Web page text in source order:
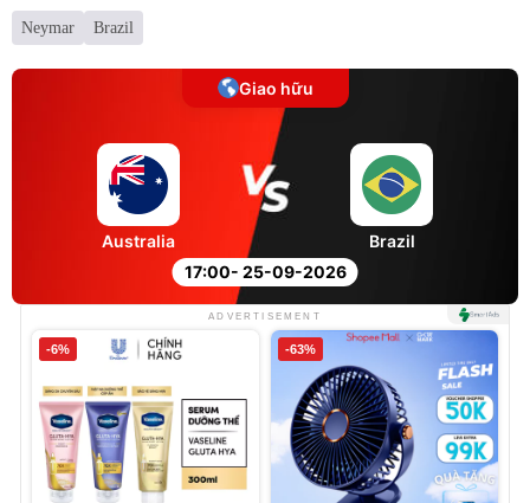
Neymar Brazil
Giao hữu
17:00- 25-09-2026
Australia Brazil
ADVERTISEMENT
-6% -63%